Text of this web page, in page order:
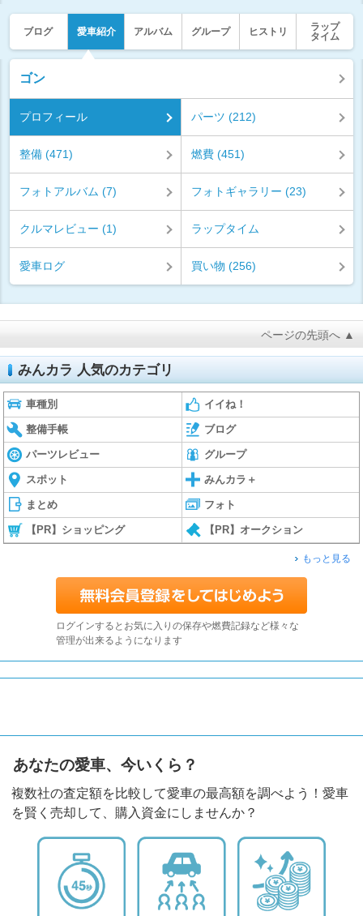
ブログ 愛車紹介 アルバム グループ ヒストリ
ラップ
タイム
ゴン
プロフィール パーツ (212)
整備 (471) 燃費 (451)
フォトアルバム (7) フォトギャラリー (23)
クルマレビュー (1) ラップタイム
愛車ログ 買い物 (256)
ページの先頭へ ▲
みんカラ 人気のカテゴリ
車種別 イイね！
整備手帳 ブログ
パーツレビュー グループ
スポット みんカラ＋
まとめ フォト
【PR】ショッピング 【PR】オークション
もっと見る
ログインするとお気に入りの保存や燃費記録など様々な
管理が出来るようになります
あなたの愛車、今いくら？
複数社の査定額を比較して愛車の最高額を調べよう！愛車
を賢く売却して、購入資金にしませんか？